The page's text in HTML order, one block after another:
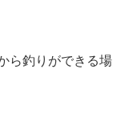
ら釣りができる場